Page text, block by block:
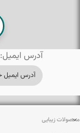
آدرس ایمیل:
محصولات زیبایی